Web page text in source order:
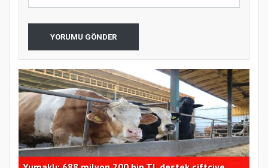
YORUMU GÖNDER